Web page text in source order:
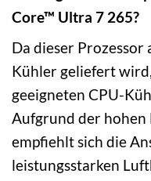
Core™ Ultra 7 265?
Da dieser Prozessor
Kühler geliefert
geeigneten CPU-
Aufgrund der hohen
empfiehlt sich die
leistungsstarken